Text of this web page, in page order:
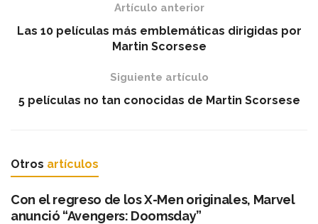
Artículo anterior
Las 10 películas más emblemáticas dirigidas por
Martin Scorsese
Siguiente artículo
5 películas no tan conocidas de Martin Scorsese
Otros artículos
Con el regreso de los X-Men originales, Marvel
anunció “Avengers: Doomsday”